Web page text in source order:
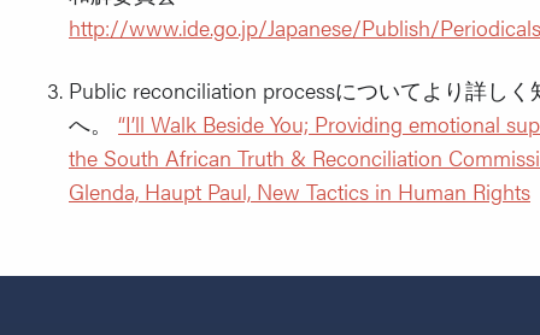
http://www.ide.go.jp/Japanese/Publish/
Public reconciliation processについてより詳し
へ。 “I’ll Walk Beside You; Providing emotional
the South African Truth & Reconciliation
Glenda, Haupt Paul, New Tactics in Human Rights